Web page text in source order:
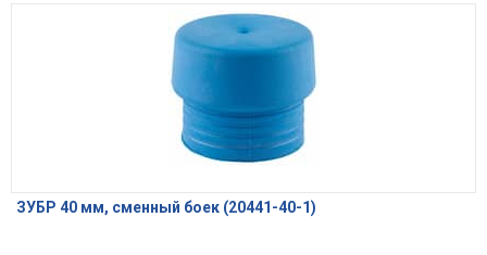
ЗУБР 40 мм, сменный боек (20441-40-1)